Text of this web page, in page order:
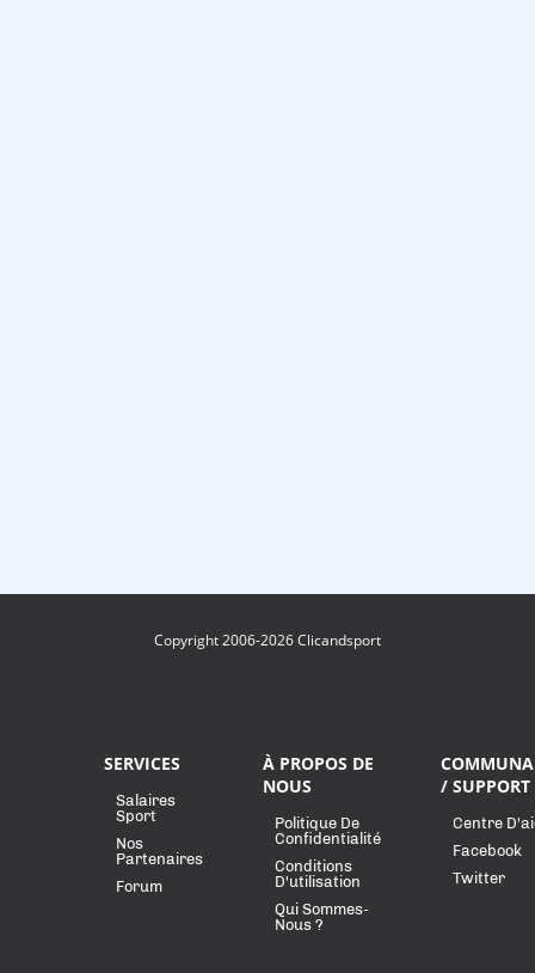
Copyright 2006-2026 Clicandsport
SERVICES
Salaires
Sport
Nos
Partenaires
Forum
À PROPOS DE
NOUS
Politique De
Confidentialité
Conditions
D'utilisation
Qui Sommes-
Nous ?
/ SUPPORT
Centre
Facebook
Twitter